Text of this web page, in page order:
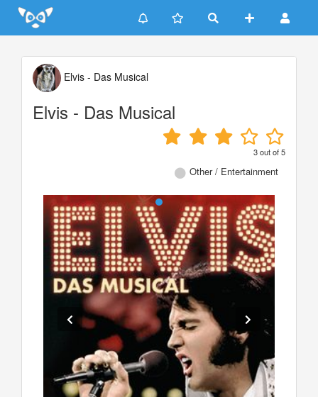
Update cookies preferences
Elvis - Das Musical
Elvis - Das Musical
3out of5
Other / Entertainment